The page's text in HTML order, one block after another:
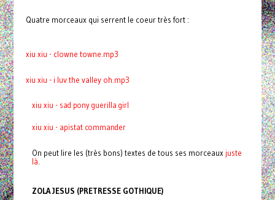
Quatre morceaux qui serrent le coeur très fort :
xiu xiu - clowne towne.mp3
xiu xiu - i luv the valley oh.mp3
xiu xiu - sad pony guerilla girl
xiu xiu - apistat commander
On peut lire les (très bons) textes de tous ses morceaux juste
là.
ZOLA JESUS (PRETRESSE GOTHIQUE)